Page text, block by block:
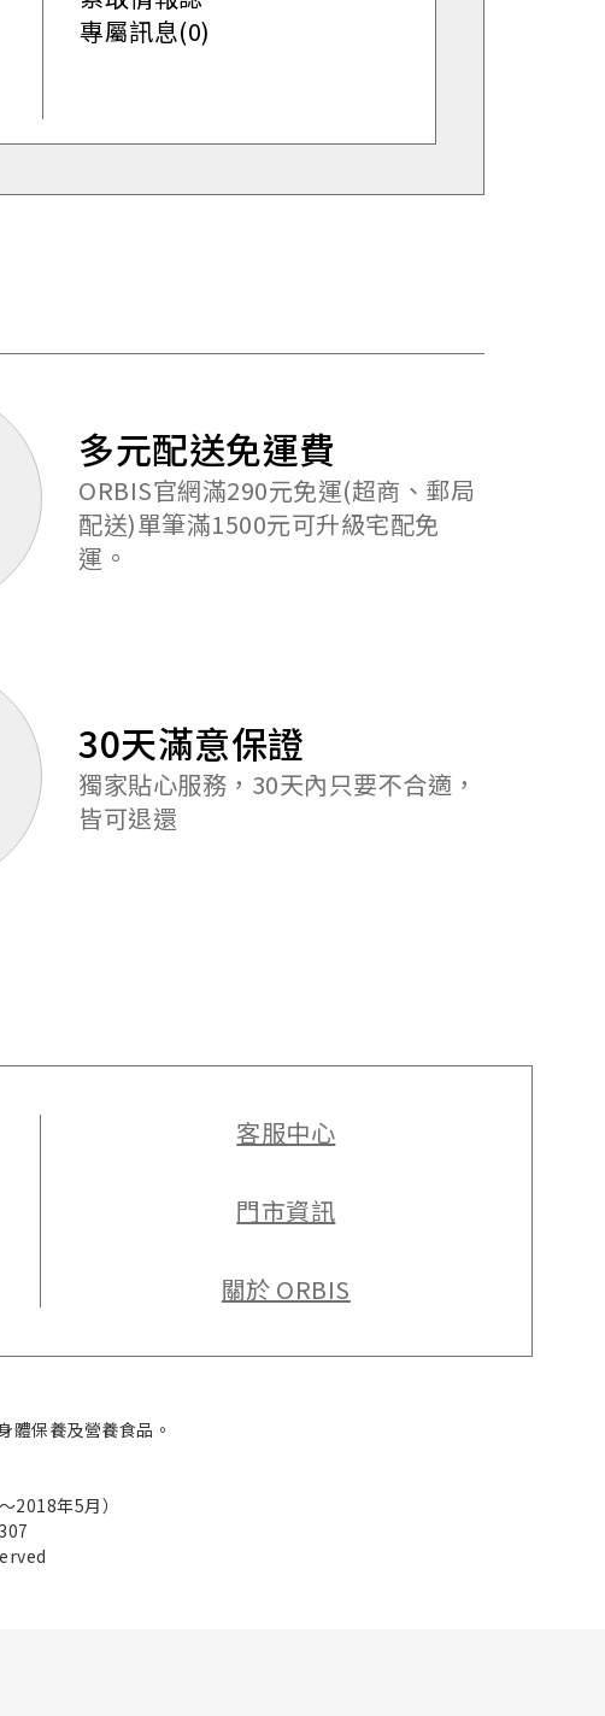
專屬訊息(0)
多元配送免運費
ORBIS官網滿290元免運(超商、郵局
配送)單筆滿1500元可升級宅配免
運。
30天滿意保證
獨家貼心服務，30天內只要不合適，
皆可退還
客服中心
門市資訊
關於 ORBIS
體保養及營養食品。
2018年5月）